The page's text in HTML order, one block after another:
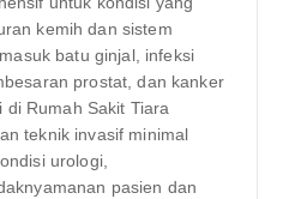
kemih dan sistem
batu ginjal, infeksi
prostat, dan kanker
di Rumah Sakit Tiara
teknik invasif minimal
urologi,
pasien dan